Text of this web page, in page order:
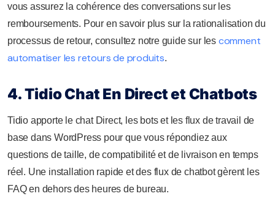
vous assurez la cohérence des conversations sur les
remboursements. Pour en savoir plus sur la rationalisation du
processus de retour, consultez notre guide sur les comment
automatiser les retours de produits.
4. Tidio Chat En Direct et Chatbots
Tidio apporte le chat Direct, les bots et les flux de travail de
base dans WordPress pour que vous répondiez aux
questions de taille, de compatibilité et de livraison en temps
réel. Une installation rapide et des flux de chatbot gèrent les
FAQ en dehors des heures de bureau.